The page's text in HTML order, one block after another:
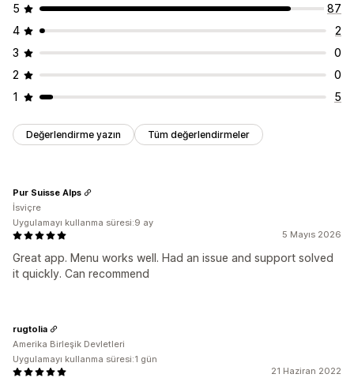
5
87
4
2
3
0
2
0
1
5
Değerlendirme yazın Tüm değerlendirmeler
5 Mayıs 2026
Great app. Menu works well. Had an issue and support solved
it quickly. Can recommend
Pur Suisse Alps
İsviçre
Uygulamayı kullanma süresi:9 ay
21 Haziran 2022
rugtolia
Amerika Birleşik Devletleri
Uygulamayı kullanma süresi:1 gün